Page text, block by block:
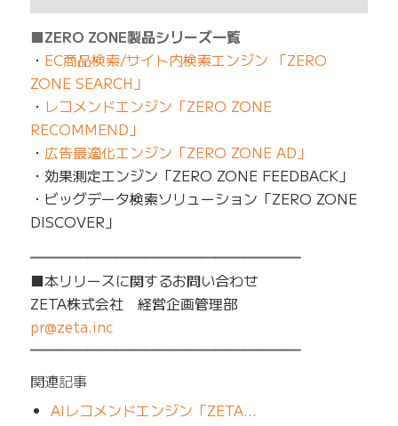
■ZERO ZONE製品シリーズ一覧
・ EC商品検索/サイト内検索エンジン 「ZERO
ZONE SEARCH」
・ レコメンドエンジン「ZERO ZONE
RECOMMEND」
・ 広告最適化エンジン「ZERO ZONE AD」
・効果測定エンジン「ZERO ZONE FEEDBACK」
・ビッグデータ検索ソリューション「ZERO ZONE
DISCOVER」
━━━━━━━━━━━━━━━━━━━
■本リリースに関するお問い合わせ
ZETA株式会社 経営企画管理部
pr@zeta.inc
━━━━━━━━━━━━━━━━━━━
関連記事
AIレコメンドエンジン「ZETA…